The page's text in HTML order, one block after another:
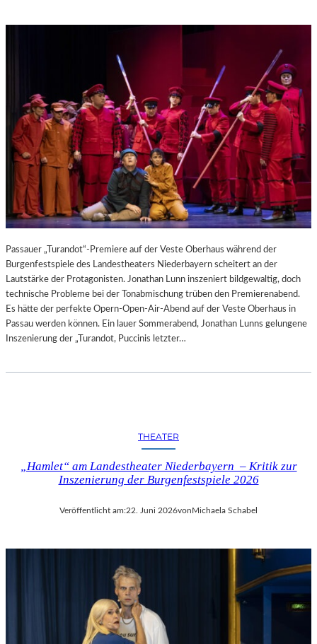
Passauer „Turandot“-Premiere auf der Veste Oberhaus während der
Burgenfestspiele des Landestheaters Niederbayern scheitert an der
Lautstärke der Protagonisten. Jonathan Lunn inszeniert bildgewaltig, doch
technische Probleme bei der Tonabmischung trüben den Premierenabend.
Es hätte der perfekte Opern-Open-Air-Abend auf der Veste Oberhaus in
Passau werden können. Ein lauer Sommerabend, Jonathan Lunns gelungene
Inszenierung der „Turandot, Puccinis letzter…
THEATER
„Hamlet“ am Landestheater Niederbayern – Kritik zur
Inszenierung der Burgenfestspiele 2026
Veröffentlicht am:22. Juni 2026vonMichaela Schabel